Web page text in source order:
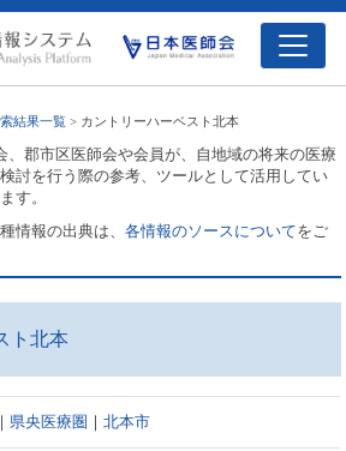
結果一覧 > カントリーハーベスト北本
、郡市区医師会や会員が、自地域の将来の医療
討を行う際の参考、ツールとして活用してい
す。
情報の出典は、各情報のソースについてをご
ト北本
｜ 県央医療圏 ｜北本市